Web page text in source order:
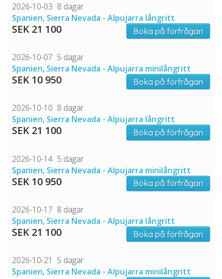
2026-10-03 8 dagar
Spanien, Sierra Nevada - Alpujarra långritt
SEK 21 100 Boka på förfrågan
2026-10-07 5 dagar
Spanien, Sierra Nevada - Alpujarra minilångritt
SEK 10 950 Boka på förfrågan
2026-10-10 8 dagar
Spanien, Sierra Nevada - Alpujarra långritt
SEK 21 100 Boka på förfrågan
2026-10-14 5 dagar
Spanien, Sierra Nevada - Alpujarra minilångritt
SEK 10 950 Boka på förfrågan
2026-10-17 8 dagar
Spanien, Sierra Nevada - Alpujarra långritt
SEK 21 100 Boka på förfrågan
2026-10-21
5 dagar
Spanien, Sierra Nevada - Alpujarra minilångritt